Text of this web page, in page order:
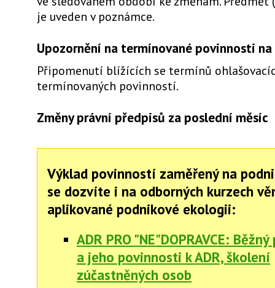
je uveden v poznámce.
Upozornění na termínované povinnosti
Připomenutí blížících se termínů
termínovaných povinností.
Změny právní předpisů za poslední měsíc
Výklad povinností zaměřený na
se dozvíte i na odborných kurzech
aplikované podnikové ekologii:
ADR PRO "NE"DOPRAVCE:
a jeho povinnosti k ADR, školení
zúčastněných osob